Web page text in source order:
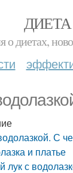
о диетах,
С
и платье
лук с